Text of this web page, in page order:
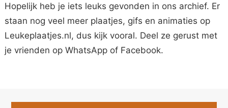
Hopelijk heb je iets leuks gevonden in ons archief. Er
staan nog veel meer plaatjes, gifs en animaties op
Leukeplaatjes.nl, dus kijk vooral. Deel ze gerust met
je vrienden op WhatsApp of Facebook.